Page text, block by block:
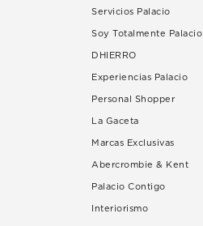
Servicios Palacio
Soy Totalmente Palacio
DHIERRO
Experiencias Palacio
Personal Shopper
La Gaceta
Marcas Exclusivas
Abercrombie & Kent
Palacio Contigo
Interiorismo